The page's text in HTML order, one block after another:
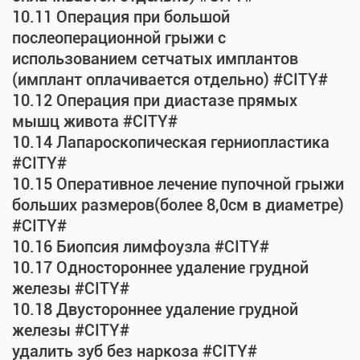
10.11 Операция при большой
послеоперационной грыжи с
использованием сетчатых имплантов
(имплант оплачивается отдельно) #CITY#
10.12 Операция при диастазе прямых
мышц живота #CITY#
10.14 Лапароскопическая герниопластика
#CITY#
10.15 Оперативное лечение пупочной грыжи
больших размеров(более 8,0см в диаметре)
#CITY#
10.16 Биопсия лимфоузла #CITY#
10.17 Одностороннее удаление грудной
железы #CITY#
10.18 Двустороннее удаление грудной
железы #CITY#
удалить зуб без наркоза #CITY#